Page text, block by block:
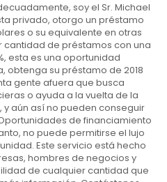
soy el Sr. Michael
privado, otorgo un préstamo
o su equivalente en otras
de préstamos con una
esta es una oportunidad
obtenga su préstamo de 2018
gente afuera que busca
o ayuda a la vuelta de la
y aún así no pueden conseguir
de financiamiento
no puede permitirse el lujo
Este servicio está hecho
hombres de negocios y
de cualquier cantidad que